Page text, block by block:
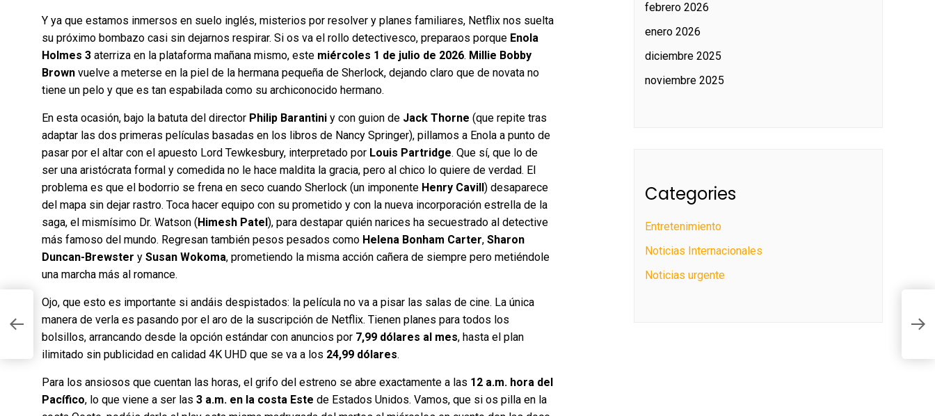
Y ya que estamos inmersos en suelo inglés, misterios por resolver y planes familiares, Netflix nos suelta
su próximo bombazo casi sin dejarnos respirar. Si os va el rollo detectivesco, preparaos porque Enola
Holmes 3 aterriza en la plataforma mañana mismo, este miércoles 1 de julio de 2026. Millie Bobby
Brown vuelve a meterse en la piel de la hermana pequeña de Sherlock, dejando claro que de novata no
tiene un pelo y que es tan espabilada como su archiconocido hermano.
En esta ocasión, bajo la batuta del director Philip Barantini y con guion de Jack Thorne (que repite tras
adaptar las dos primeras películas basadas en los libros de Nancy Springer), pillamos a Enola a punto de
pasar por el altar con el apuesto Lord Tewkesbury, interpretado por Louis Partridge. Que sí, que lo de
ser una aristócrata formal y comedida no le hace maldita la gracia, pero al chico lo quiere de verdad. El
problema es que el bodorrio se frena en seco cuando Sherlock (un imponente Henry Cavill) desaparece
del mapa sin dejar rastro. Toca hacer equipo con su prometido y con la nueva incorporación estrella de la
saga, el mismísimo Dr. Watson (Himesh Patel), para destapar quién narices ha secuestrado al detective
más famoso del mundo. Regresan también pesos pesados como Helena Bonham Carter, Sharon
Duncan-Brewster y Susan Wokoma, prometiendo la misma acción cañera de siempre pero metiéndole
una marcha más al romance.
Ojo, que esto es importante si andáis despistados: la película no va a pisar las salas de cine. La única
manera de verla es pasando por el aro de la suscripción de Netflix. Tienen planes para todos los
bolsillos, arrancando desde la opción estándar con anuncios por 7,99 dólares al mes, hasta el plan
ilimitado sin publicidad en calidad 4K UHD que se va a los 24,99 dólares.
Para los ansiosos que cuentan las horas, el grifo del estreno se abre exactamente a las 12 a.m. hora del
Pacífico, lo que viene a ser las 3 a.m. en la costa Este de Estados Unidos. Vamos, que si os pilla en la
febrero 2026
enero 2026
diciembre 2025
noviembre 2025
Categories
Entretenimiento
Noticias Internacionales
Noticias urgente